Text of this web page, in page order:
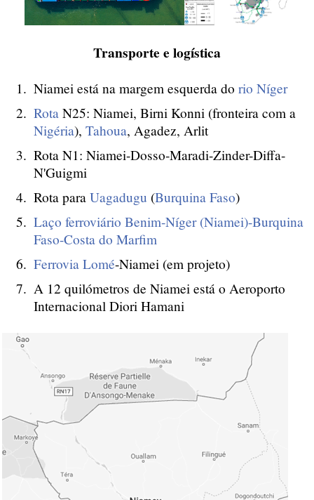
Transporte e logística
Niamei está na margem esquerda do rio Níger
Rota N25: Niamei, Birni Konni (fronteira com a
Nigéria), Tahoua, Agadez, Arlit
Rota N1: Niamei-Dosso-Maradi-Zinder-Diffa-
N'Guigmi
Rota para Uagadugu (Burquina Faso)
Laço ferroviário Benim-Níger (Niamei)-Burquina
Faso-Costa do Marfim
Ferrovia Lomé-Niamei (em projeto)
A 12 quilómetros de Niamei está o Aeroporto
Internacional Diori Hamani